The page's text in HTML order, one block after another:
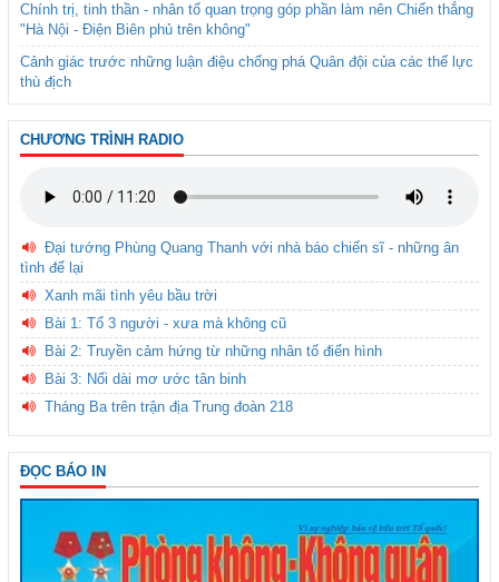
Chính trị, tinh thần - nhân tố quan trọng góp phần làm nên Chiến thắng
"Hà Nội - Điện Biên phủ trên không"
Cảnh giác trước những luận điệu chống phá Quân đội của các thế lực
thù địch
CHƯƠNG TRÌNH RADIO
Đại tướng Phùng Quang Thanh với nhà báo chiến sĩ - những ân
tình để lại
Xanh mãi tình yêu bầu trời
Bài 1: Tổ 3 người - xưa mà không cũ
Bài 2: Truyền cảm hứng từ những nhân tố điển hình
Bài 3: Nối dài mơ ước tân binh
Tháng Ba trên trận địa Trung đoàn 218
ĐỌC BÁO IN